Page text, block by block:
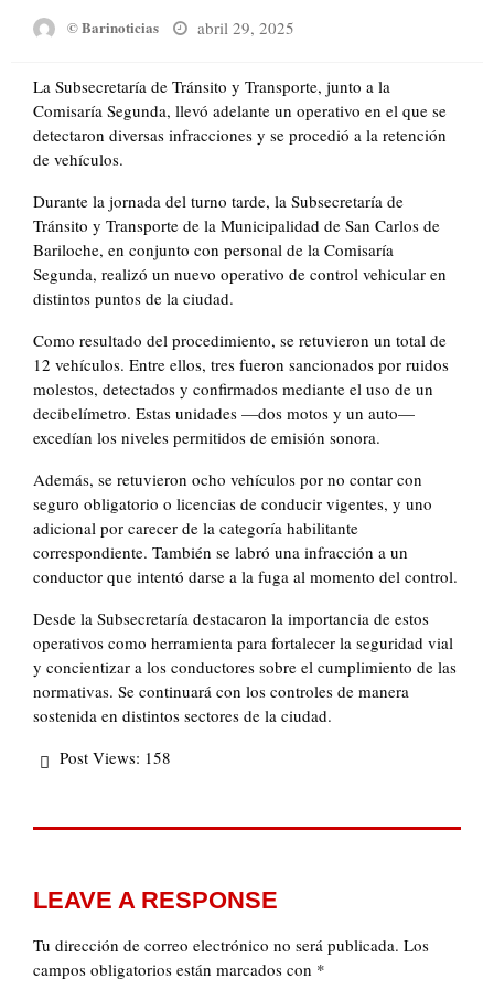
© Barinoticias
Posted
abril 29, 2025
La Subsecretaría de Tránsito y Transporte, junto a la
Comisaría Segunda, llevó adelante un operativo en el que se
detectaron diversas infracciones y se procedió a la retención
de vehículos.
Durante la jornada del turno tarde, la Subsecretaría de
Tránsito y Transporte de la Municipalidad de San Carlos de
Bariloche, en conjunto con personal de la Comisaría
Segunda, realizó un nuevo operativo de control vehicular en
distintos puntos de la ciudad.
Como resultado del procedimiento, se retuvieron un total de
12 vehículos. Entre ellos, tres fueron sancionados por ruidos
molestos, detectados y confirmados mediante el uso de un
decibelímetro. Estas unidades —dos motos y un auto—
excedían los niveles permitidos de emisión sonora.
Además, se retuvieron ocho vehículos por no contar con
seguro obligatorio o licencias de conducir vigentes, y uno
adicional por carecer de la categoría habilitante
correspondiente. También se labró una infracción a un
conductor que intentó darse a la fuga al momento del control.
Desde la Subsecretaría destacaron la importancia de estos
operativos como herramienta para fortalecer la seguridad vial
y concientizar a los conductores sobre el cumplimiento de las
normativas. Se continuará con los controles de manera
sostenida en distintos sectores de la ciudad.
Post Views: 158
LEAVE A RESPONSE
Tu dirección de correo electrónico no será publicada. Los
campos obligatorios están marcados con *